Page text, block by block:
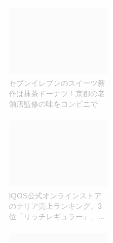
セブンイレブンのスイーツ新
作は抹茶ドーナツ！京都の老
舗店監修の味をコンビニで
IQOS公式オンラインストア
のテリア売上ランキング、3
位「リッチレギュラー」、2